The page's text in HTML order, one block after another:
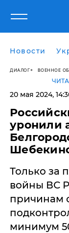
Новости
ДИАЛОГ ВОЕННОЕ
20 мая 2024,
уронили
Только за
войны ВС
причинам
минимум